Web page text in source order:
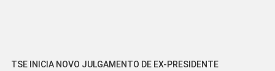
TSE INICIA NOVO JULGAMENTO DE EX-PRESIDENTE